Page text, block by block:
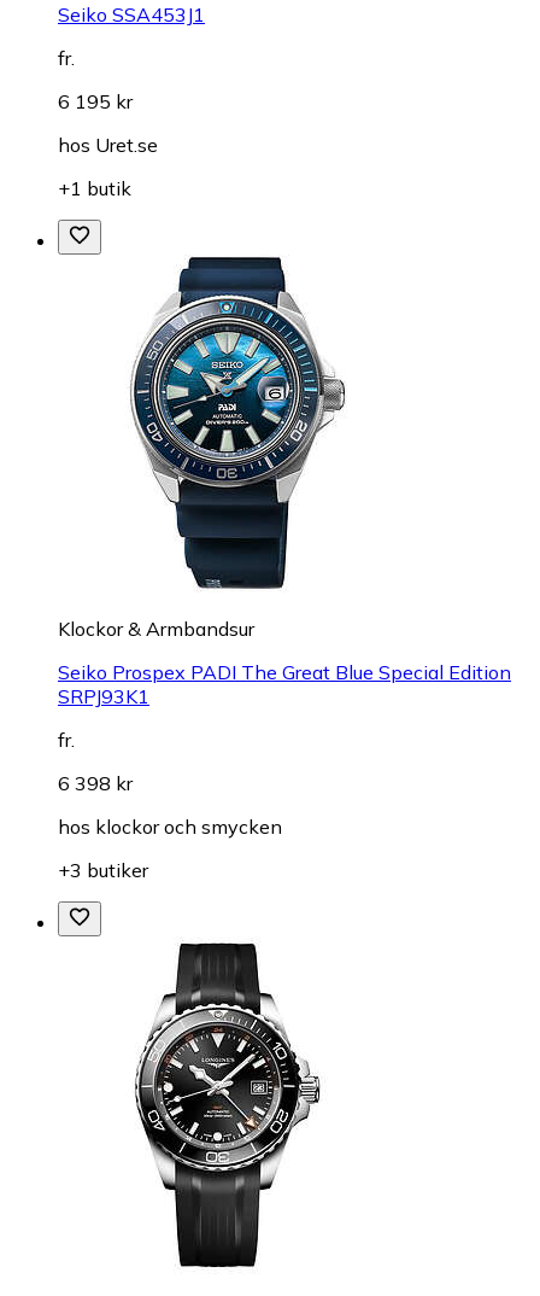
Seiko SSA453J1
fr.
6 195 kr
hos Uret.se
+1 butik
Klockor & Armbandsur
Seiko Prospex PADI The Great Blue Special Edition
SRPJ93K1
fr.
6 398 kr
hos klockor och smycken
+3 butiker